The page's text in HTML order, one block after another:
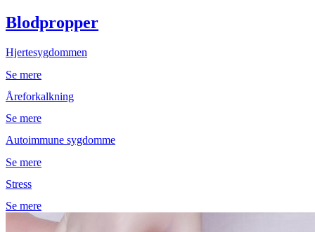
Blodpropper
Hjertesygdommen
Se mere
Åreforkalkning
Se mere
Autoimmune sygdomme
Se mere
Stress
Se mere